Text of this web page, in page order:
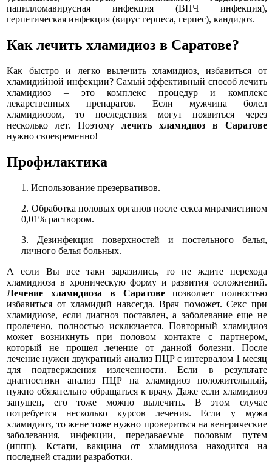
папилломавирусная инфекция (ВПЧ инфекция),
герпетическая инфекция (вирус герпеса, герпес), кандидоз.
Как лечить хламидиоз в Саратове?
Как быстро и легко вылечить хламидиоз, избавиться от
хламидийной инфекции? Самый эффективный способ лечить
хламидиоз – это комплекс процедур и комплекс
лекарственных препаратов. Если мужчина болел
хламидиозом, то последствия могут появиться через
несколько лет. Поэтомулечить хламидиоз в Саратове
нужно своевременно!
Профилактика
1. Использование презервативов.
2. Обработка половых органов после секса мирамистином
0,01% раствором.
3. Дезинфекция поверхностей и постельного белья,
личного белья больных.
А если Вы все таки заразились, то не ждите перехода
хламидиоза в хроническую форму и развития осложнений.
Лечение хламидиоза в Саратовепозволяет полностью
избавиться от хламидий навсегда. Врач поможет. Секс при
хламидиозе, если диагноз поставлен, а заболевание еще не
пролечено, полностью исключается. Повторный хламидиоз
может возникнуть при половом контакте с партнером,
который не прошел лечение от данной болезни. После
лечение нужен двукратный анализ ПЦР с интервалом 1 месяц
для подтверждения излеченности. Если в результате
диагностики анализ ПЦР на хламидиоз положительный,
нужно обязательно обращаться к врачу. Даже если хламидиоз
запущен, его тоже можно вылечить. В этом случае
потребуется несколько курсов лечения. Если у мужа
хламидиоз, то жене тоже нужно провериться на венерические
заболевания, инфекции, передаваемые половым путем
(иппп). Кстати, вакцина от хламидиоза находится на
последней стадии разработки.